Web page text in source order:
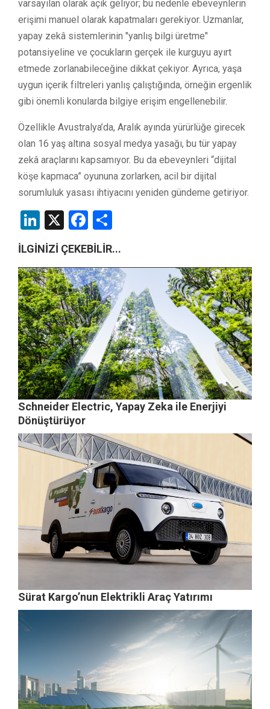
varsayılan olarak açık geliyor; bu nedenle ebeveynlerin
erişimi manuel olarak kapatmaları gerekiyor. Uzmanlar,
yapay zekâ sistemlerinin "yanlış bilgi üretme"
potansiyeline ve çocukların gerçek ile kurguyu ayırt
etmede zorlanabileceğine dikkat çekiyor. Ayrıca, yaşa
uygun içerik filtreleri yanlış çalıştığında, örneğin ergenlik
gibi önemli konularda bilgiye erişim engellenebilir.
Özellikle Avustralya’da, Aralık ayında yürürlüğe girecek
olan 16 yaş altına sosyal medya yasağı, bu tür yapay
zekâ araçlarını kapsamıyor. Bu da ebeveynleri “dijital
köşe kapmaca” oyununa zorlarken, acil bir dijital
sorumluluk yasası ihtiyacını yeniden gündeme getiriyor.
LinkedIn
X Facebook
İLGİNİZİ ÇEKEBİLİR...
Schneider Electric, Yapay Zeka ile Enerjiyi
Dönüştürüyor
Sürat Kargo’nun Elektrikli Araç Yatırımı